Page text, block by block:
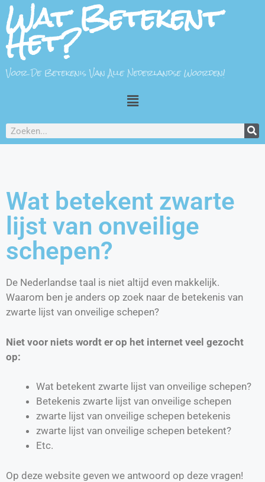
Wat Betekent
Het?
Voor De Betekenis Van Alle Nederlandse Woorden!
Wat betekent zwarte
lijst van onveilige
schepen?
De Nederlandse taal is niet altijd even makkelijk.
Waarom ben je anders op zoek naar de betekenis van
zwarte lijst van onveilige schepen?
Niet voor niets wordt er op het internet veel gezocht
op:
Wat betekent zwarte lijst van onveilige schepen?
Betekenis zwarte lijst van onveilige schepen
zwarte lijst van onveilige schepen betekenis
zwarte lijst van onveilige schepen betekent?
Etc.
Op deze website geven we antwoord op deze vragen!